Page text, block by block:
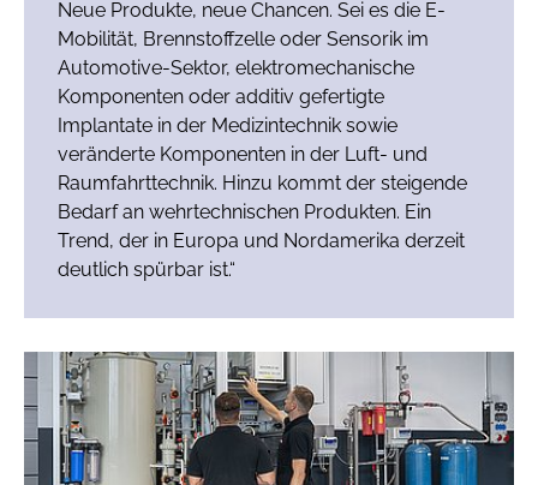
Neue Produkte, neue Chancen. Sei es die E-
Mobilität, Brennstoffzelle oder Sensorik im
Automotive-Sektor, elektromechanische
Komponenten oder additiv gefertigte
Implantate in der Medizintechnik sowie
veränderte Komponenten in der Luft- und
Raumfahrttechnik. Hinzu kommt der steigende
Bedarf an wehrtechnischen Produkten. Ein
Trend, der in Europa und Nordamerika derzeit
deutlich spürbar ist.“